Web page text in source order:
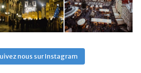
nous sur Instagram